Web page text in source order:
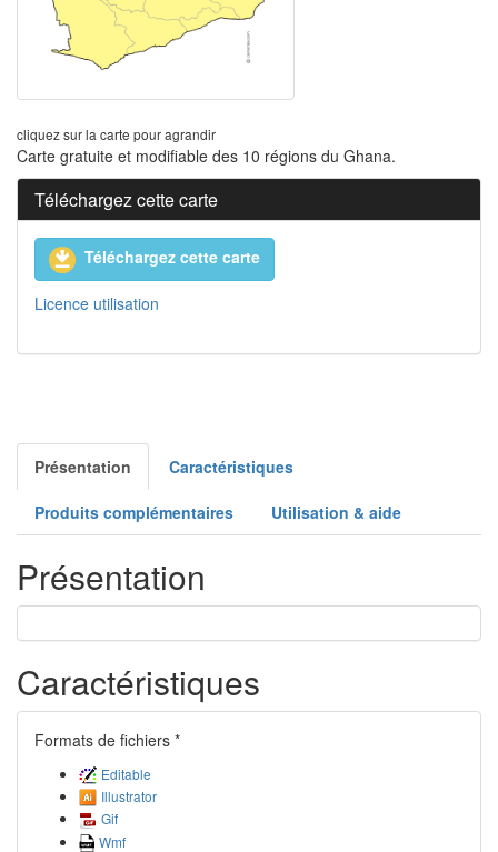
cliquez sur la carte pour agrandir
Carte gratuite et modifiable des 10 régions du Ghana.
Téléchargez cette carte
Téléchargez cette carte
Licence utilisation
Présentation Caractéristiques
Produits complémentaires Utilisation & aide
Présentation
Caractéristiques
Formats de fichiers *
Editable
Illustrator
Gif
Wmf